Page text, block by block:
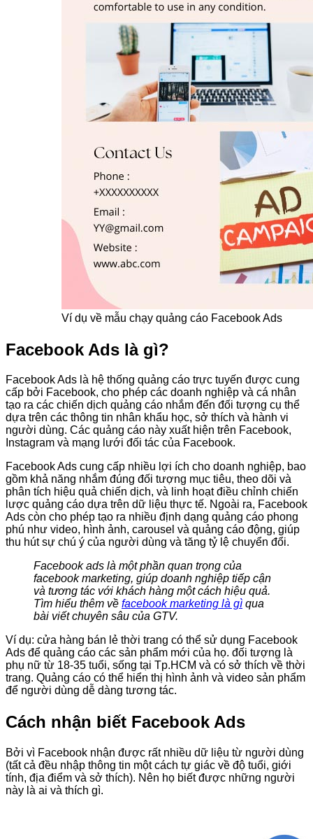
Ví dụ về mẫu chạy quảng cáo Facebook Ads
Facebook Ads là gì?
Facebook Ads là hệ thống quảng cáo trực tuyến được cung
cấp bởi Facebook, cho phép các doanh nghiệp và cá nhân
tạo ra các chiến dịch quảng cáo nhắm đến đối tượng cụ thể
dựa trên các thông tin nhân khẩu học, sở thích và hành vi
người dùng. Các quảng cáo này xuất hiện trên Facebook,
Instagram và mạng lưới đối tác của Facebook.
Facebook Ads cung cấp nhiều lợi ích cho doanh nghiệp, bao
gồm khả năng nhắm đúng đối tượng mục tiêu, theo dõi và
phân tích hiệu quả chiến dịch, và linh hoạt điều chỉnh chiến
lược quảng cáo dựa trên dữ liệu thực tế. Ngoài ra, Facebook
Ads còn cho phép tạo ra nhiều định dạng quảng cáo phong
phú như video, hình ảnh, carousel và quảng cáo động, giúp
thu hút sự chú ý của người dùng và tăng tỷ lệ chuyển đổi.
Facebook ads là một phần quan trọng của
facebook marketing, giúp doanh nghiệp tiếp cận
và tương tác với khách hàng một cách hiệu quả.
Tìm hiểu thêm về facebook marketing là gì qua
bài viết chuyên sâu của GTV.
Ví dụ: cửa hàng bán lẻ thời trang có thể sử dụng Facebook
Ads để quảng cáo các sản phẩm mới của họ. đối tượng là
phụ nữ từ 18-35 tuổi, sống tại Tp.HCM và có sở thích về thời
trang. Quảng cáo có thể hiển thị hình ảnh và video sản phẩm
để người dùng dễ dàng tương tác.
Cách nhận biết Facebook Ads
Bởi vì Facebook nhận được rất nhiều dữ liệu từ người dùng
(tất cả đều nhập thông tin một cách tự giác về độ tuổi, giới
tính, địa điểm và sở thích). Nên họ biết được những người
này là ai và thích gì.